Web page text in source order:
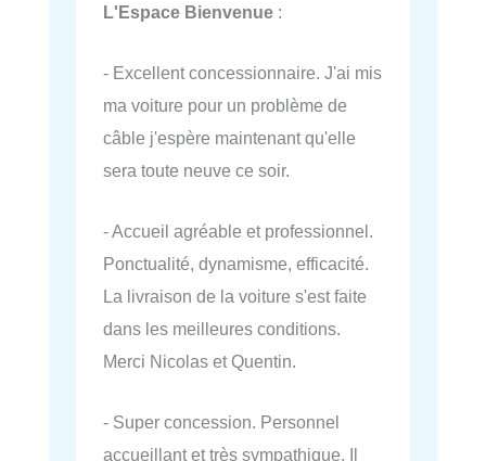
L'Espace Bienvenue :
- Excellent concessionnaire. J'ai mis
ma voiture pour un problème de
câble j'espère maintenant qu'elle
sera toute neuve ce soir.
- Accueil agréable et professionnel.
Ponctualité, dynamisme, efficacité.
La livraison de la voiture s'est faite
dans les meilleures conditions.
Merci Nicolas et Quentin.
- Super concession. Personnel
accueillant et très sympathique. Il